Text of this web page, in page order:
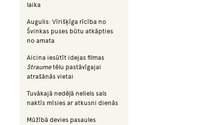
laika
Augulis: Vīrišķīga rīcība no
Švinkas puses būtu atkāpties
no amata
Aicina iesūtīt idejas filmas
Straumetēlu pastāvīgajai
atrašānās vietai
Tuvākajā nedēļā neliels sals
naktīs mīsies ar atkusni dienās
Mūžībā devies pasaules